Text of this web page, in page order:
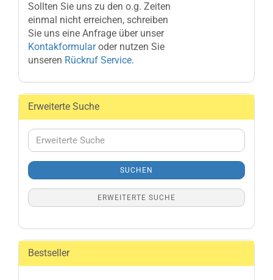
Sollten Sie uns zu den o.g. Zeiten
einmal nicht erreichen, schreiben
Sie uns eine Anfrage über unser
Kontakformularoder nutzen Sie
unseren Rückruf Service.
Erweiterte Suche
Erweiterte
Suche
SUCHEN
ERWEITERTE SUCHE
Bestseller